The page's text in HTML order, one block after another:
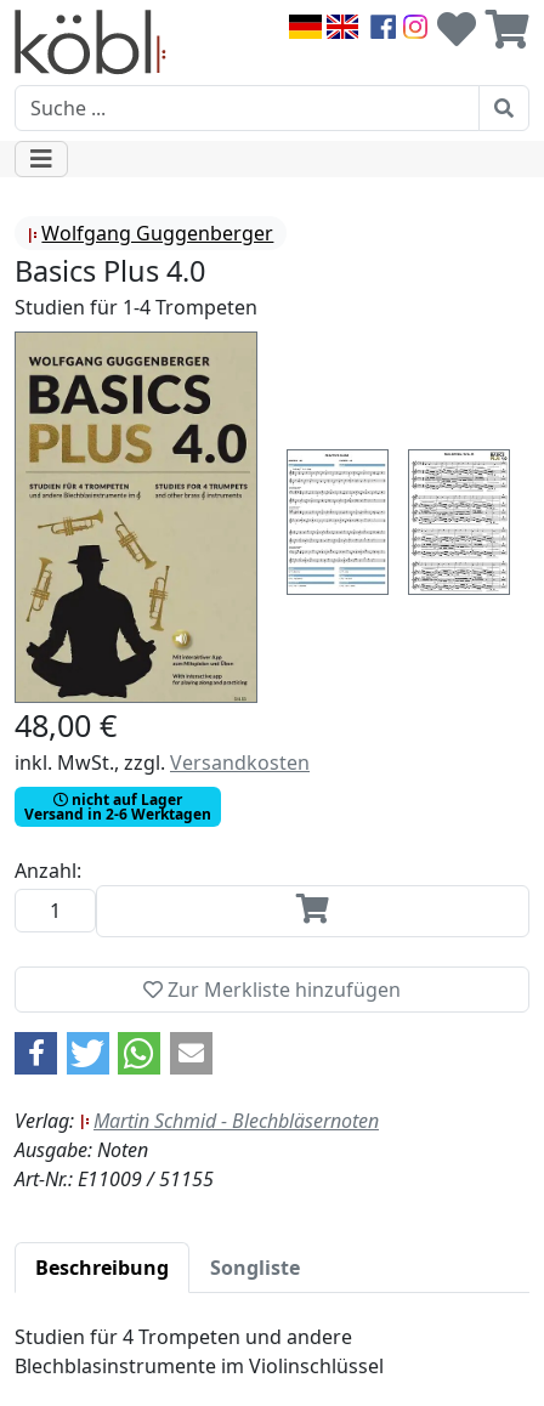
Wolfgang Guggenberger
Basics Plus 4.0
Studien für 1-4 Trompeten
Verlag:
Martin Schmid - Blechbläsernoten
Ausgabe: Noten
Art-Nr.: E11009 / 51155
Beschreibung Songliste
Studien für 4 Trompeten und andere
Blechblasinstrumente im Violinschlüssel
48,00 €
inkl. MwSt., zzgl. Versandkosten
nicht auf Lager
Versand in 2-6 Werktagen
Anzahl:
Zur Merkliste hinzufügen